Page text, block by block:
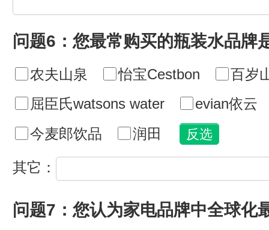
问题6：您最常购买的瓶装水品牌
农夫山泉 怡宝Cestbon
百岁
屈臣氏watsons water
evian依云
今麦郎饮品
润田
其它：
问题7：您认为家电品牌中全球化